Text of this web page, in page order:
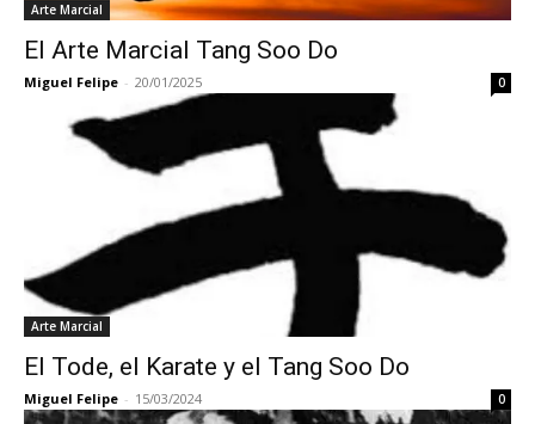
Arte Marcial
El Arte Marcial Tang Soo Do
Miguel Felipe - 20/01/2025 0
Arte Marcial
El Tode, el Karate y el Tang Soo Do
Miguel Felipe - 15/03/2024 0